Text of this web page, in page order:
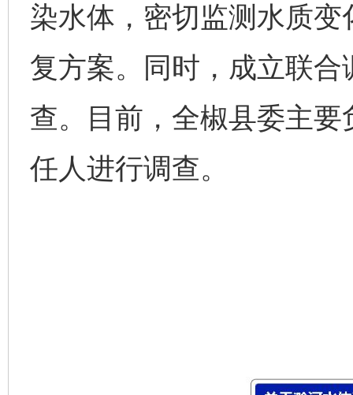
染水体，密切监测水质
复方案。同时，成立联
查。目前，全椒县委主
任人进行调查。